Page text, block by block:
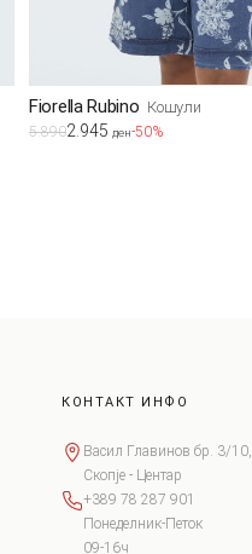
Fiorella Rubino Кошули
5.8902.945 ден-50%
КОНТАКТ ИНФО
Васил Главинов бр. 3/10,
Скопје - Центар
+389 78 287 901
Понеделник-Петок
09-16ч